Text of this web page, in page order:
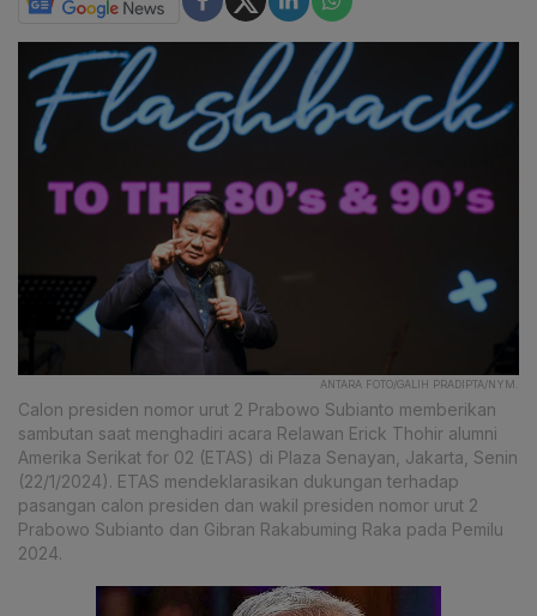
ANTARA FOTO/GALIH PRADIPTA/NYM.
Calon presiden nomor urut 2 Prabowo Subianto memberikan
sambutan saat menghadiri acara Relawan Erick Thohir alumni
Amerika Serikat for 02 (ETAS) di Plaza Senayan, Jakarta, Senin
(22/1/2024). ETAS mendeklarasikan dukungan terhadap
pasangan calon presiden dan wakil presiden nomor urut 2
Prabowo Subianto dan Gibran Rakabuming Raka pada Pemilu
2024.